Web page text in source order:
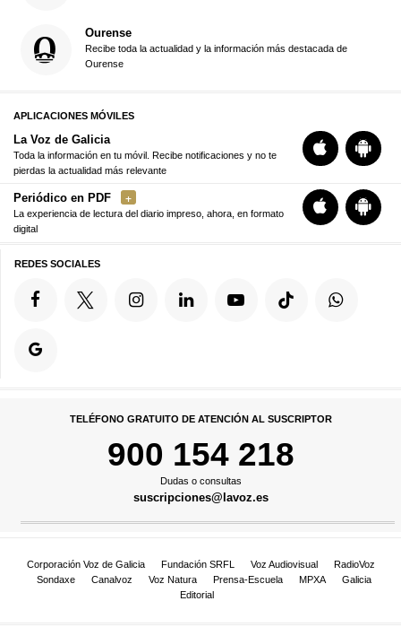
Ourense
Recibe toda la actualidad y la información más destacada de
Ourense
APLICACIONES MÓVILES
La Voz de Galicia
Toda la información en tu móvil. Recibe notificaciones y no te
pierdas la actualidad más relevante
Periódico en PDF
La experiencia de lectura del diario impreso, ahora, en formato
digital
REDES SOCIALES
TELÉFONO GRATUITO DE ATENCIÓN AL SUSCRIPTOR
900 154 218
Dudas o consultas
suscripciones@lavoz.es
Corporación Voz de Galicia Fundación SRFL Voz Audiovisual
RadioVoz
Sondaxe
Canalvoz Voz Natura Prensa-Escuela MPXA
Galicia
Editorial